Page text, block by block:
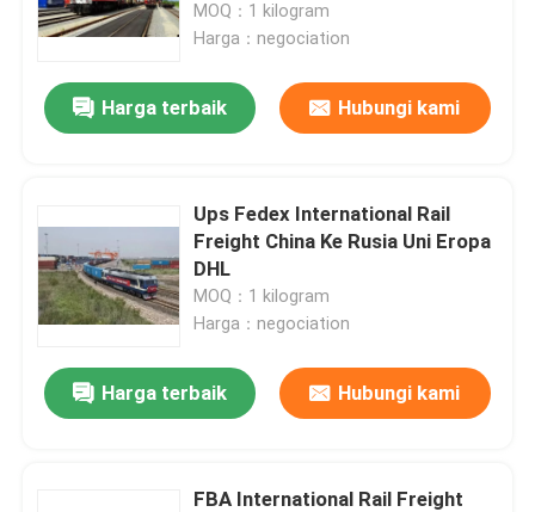
MOQ：1 kilogram
Harga：negociation
Harga terbaik Hubungi kami
Ups Fedex International Rail
Freight China Ke Rusia Uni Eropa
DHL
MOQ：1 kilogram
Harga：negociation
Harga terbaik Hubungi kami
FBA International Rail Freight